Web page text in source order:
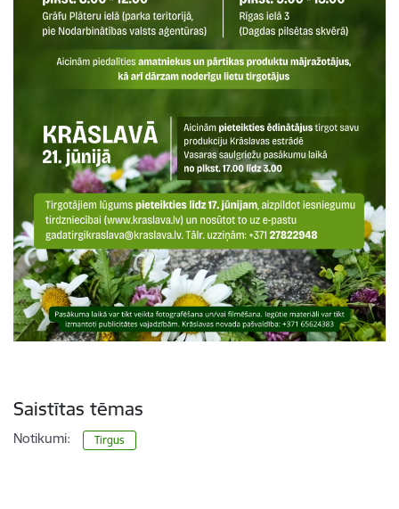
Saistītas tēmas
Notikumi: Tirgus